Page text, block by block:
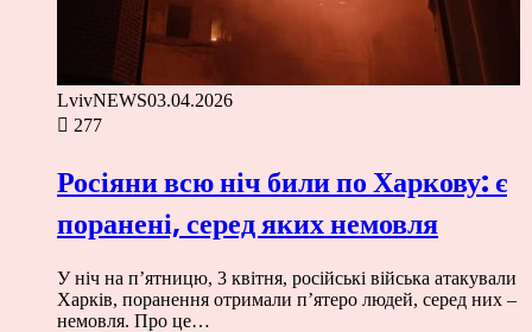
LvivNEWS03.04.2026
277
Росіяни всю ніч били по Харкову: є
поранені, серед яких немовля
У ніч на п’ятницю, 3 квітня, російські війська атакували
Харків, поранення отримали п’ятеро людей, серед них –
немовля. Про це…